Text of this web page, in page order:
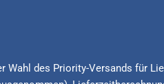
Wahl des Priority-Versands für